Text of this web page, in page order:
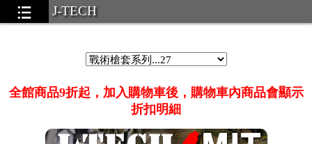
J-TECH
全館商品9折起，加入購物車後，購物車內商品會顯示
折扣明細